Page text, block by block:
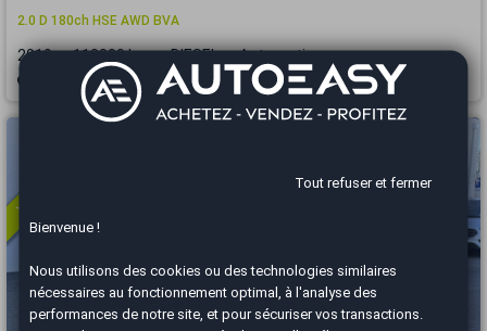
2.0 D 180ch HSE AWD BVA
2019 110000 km DIESEL Automatique
Brest - 29850
Vous arrivez trop tard Tout refuser et fermer
Bienvenue !
Nous utilisons des cookies ou des technologies similaires
nécessaires au fonctionnement optimal, à l'analyse des
performances de notre site, et pour sécuriser vos transactions.